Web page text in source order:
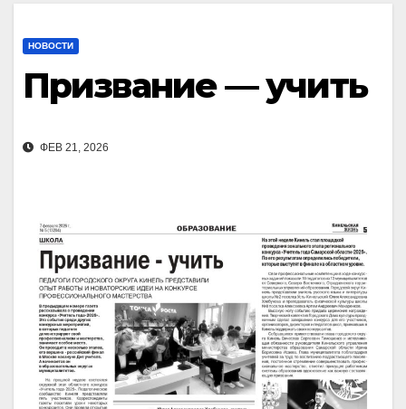
НОВОСТИ
Призвание — учить
ФЕВ 21, 2026